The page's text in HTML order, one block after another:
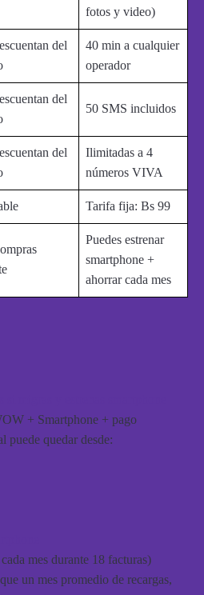
fotos y video)
del
40 min a cualquier
operador
del
50 SMS incluidos
del
Ilimitadas a 4
números VIVA
Tarifa fija: Bs 99
Puedes estrenar
smartphone +
ahorrar cada mes
+ Smartphone + pago
puede quedar desde:
mes durante 18 facturas)
un mes promedio de recargas,